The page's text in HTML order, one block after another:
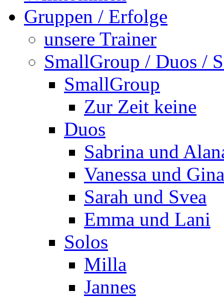
Gruppen / Erfolge
unsere Trainer
SmallGroup / Duos /
SmallGroup
Zur Zeit keine
Duos
Sabrina und
Vanessa und Gina
Sarah und Svea
Emma und Lani
Solos
Milla
Jannes